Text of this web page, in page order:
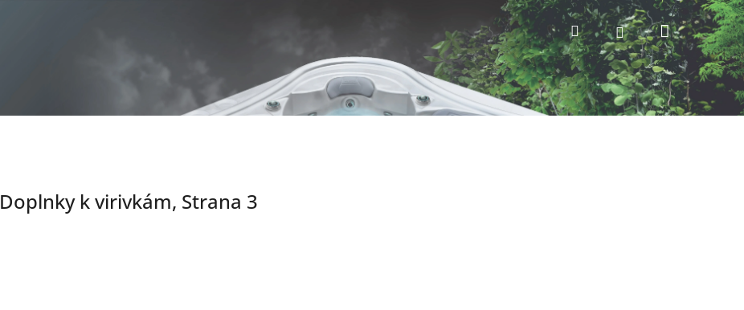
HľadaťPrihlásenieNákupný
košík
Doplnky k virivkám, Strana 3